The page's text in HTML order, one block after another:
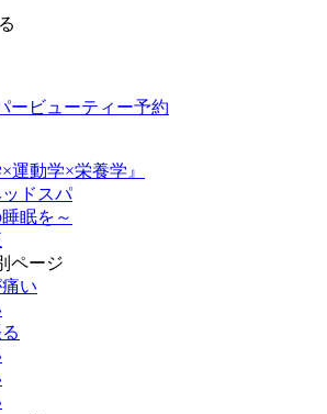
×運動学×栄養学』
ッドスパ
眠を～
ページ
い